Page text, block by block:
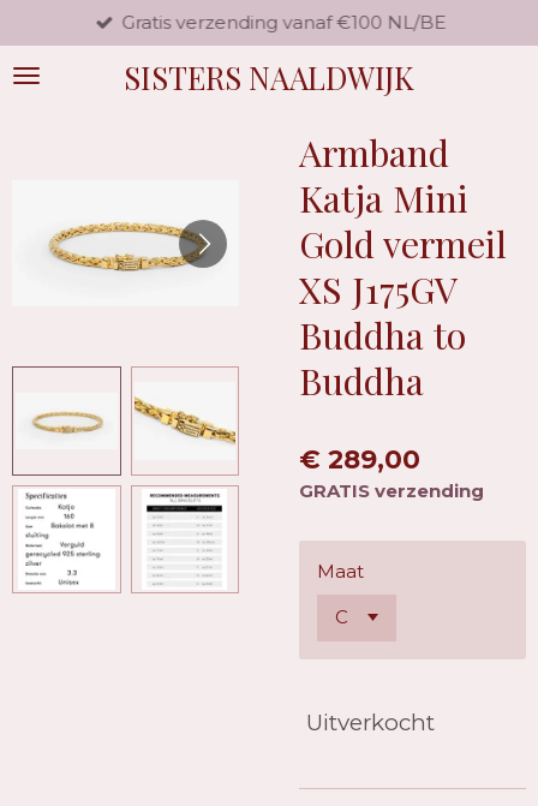
direct
naar
SISTERS NAALDWIJK
Gratis verzending vanaf €100 NL/BE
Armband
Katja Mini
Gold vermeil
XS J175GV
Buddha to
Buddha
€ 289,00
GRATIS verzending
Maat
Uitverkocht